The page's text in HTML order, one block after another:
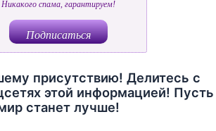
Никакого спама, гарантируем!
присутствию! Делитесь с
этой информацией! Пусть
станет лучше!